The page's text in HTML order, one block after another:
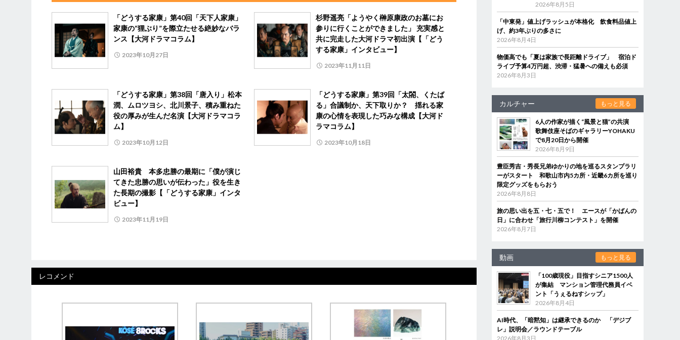
「どうする家康」第40回「天下人家康」
家康の“狸ぶり”を際立たせる絶妙なバラ
ンス【大河ドラマコラム】
2023年10月27日
杉野遥亮「ようやく榊原康政のお墓にお
参りに行くことができました」 充実感と
共に完走した大河ドラマ初出演【「どう
する家康」インタビュー】
2023年11月11日
「どうする家康」第38回「唐入り」松本
潤、ムロツヨシ、北川景子、積み重ねた
役の厚みが生んだ名演【大河ドラマコラ
ム】
2023年10月12日
「どうする家康」第39回「太閤、くたば
る」合議制か、天下取りか？ 揺れる家
康の心情を表現した巧みな構成【大河ド
ラマコラム】
2023年10月18日
山田裕貴 本多忠勝の最期に「僕が演じ
てきた忠勝の思いが伝わった」役を生き
た長期の撮影【「どうする家康」インタ
ビュー】
2023年11月19日
レコメンド
2026年8月5日
「中東発」値上げラッシュが本格化 飲食料品値上
げ、約3年ぶりの多さに
2026年8月4日
物価高でも「夏は家族で長距離ドライブ」 宿泊ド
ライブ予算4万円超、渋滞・猛暑への備えも必須
2026年8月3日
カルチャー もっと見る
6人の作家が描く“風景と猫”の共演
歌舞伎座そばのギャラリーYOHAKU
で8月20日から開催
2026年8月9日
豊臣秀吉・秀長兄弟ゆかりの地を巡るスタンプラリ
ーがスタート 和歌山市内5カ所・近畿6カ所を巡り
限定グッズをもらおう
2026年8月8日
旅の思い出を五・七・五で！ エースが「かばんの
日」に合わせ「旅行川柳コンテスト」を開催
2026年8月7日
動画 もっと見る
「100歳現役」目指すシニア1500人
が集結 マンション管理代務員イベ
ント「うぇるねすシップ」
2026年8月4日
AI時代、「暗黙知」は継承できるのか 「デジブ
レ」説明会／ラウンドテーブル
2026年8月3日